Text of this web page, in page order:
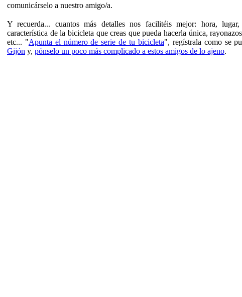
comunicárselo a nuestro amigo/a.
Y recuerda... cuantos más detalles nos facilitéis mejor: hora,
característica de la bicicleta que creas que pueda hacerla única,
etc... "Apunta el número de serie de tu bicicleta", regístrala como se
Gijón y, pónselo un poco más complicado a estos amigos de lo ajeno.